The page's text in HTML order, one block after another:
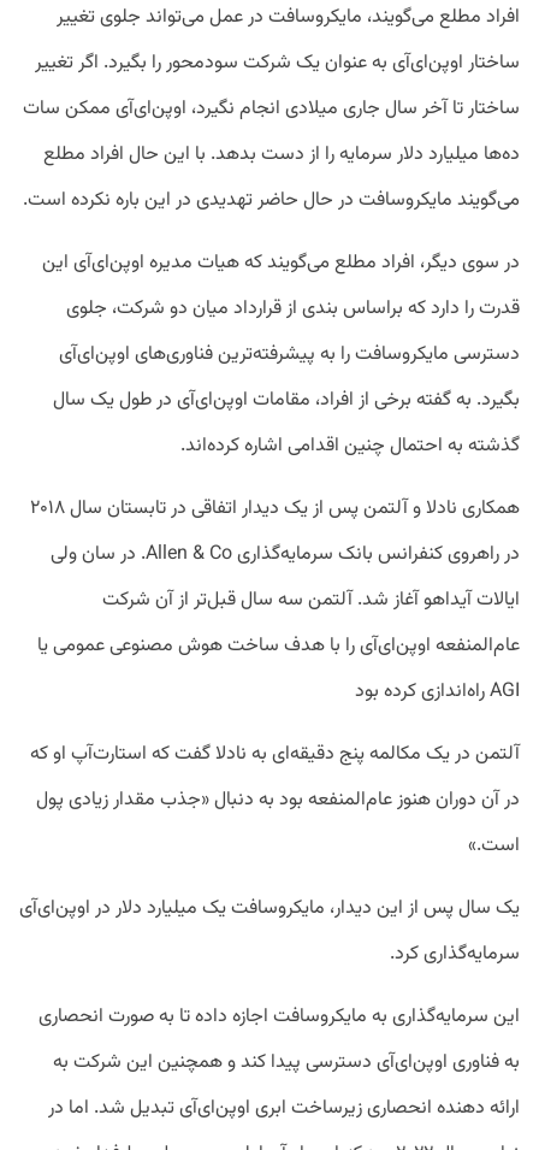
افراد مطلع می‌گویند، مایکروسافت در عمل می‌تواند جلوی تغییر
ساختار اوپن‌ای‌آی به عنوان یک شرکت سودمحور را بگیرد. اگر تغییر
ساختار تا آخر سال جاری میلادی انجام نگیرد، اوپن‌ای‌آی ممکن سات
ده‌ها میلیارد دلار سرمایه را از دست بدهد. با این حال افراد مطلع
می‌گویند مایکروسافت در حال حاضر تهدیدی در این باره نکرده است.
در سوی دیگر، افراد مطلع می‌گویند که هیات مدیره اوپن‌ای‌آی این
قدرت را دارد که براساس بندی از قرارداد میان دو شرکت، جلوی
دسترسی مایکروسافت را به پیشرفته‌ترین فناوری‌های اوپن‌ای‌آی
بگیرد. به گفته برخی از افراد، مقامات اوپن‌ای‌آی در طول یک سال
گذشته به احتمال چنین اقدامی اشاره کرده‌اند.
همکاری نادلا و آلتمن پس از یک دیدار اتفاقی در تابستان سال ۲۰۱۸
در راهروی کنفرانس بانک سرمایه‌گذاری Allen & Co. در سان ولی
ایالات آیداهو آغاز شد. آلتمن سه سال قبل‌تر از آن شرکت
عام‌المنفعه اوپن‌ای‌آی را با هدف ساخت هوش مصنوعی عمومی یا
AGI راه‌اندازی کرده‌ بود
آلتمن در یک مکالمه پنج دقیقه‌ای به نادلا گفت که استارت‌آپ او که
در آن دوران هنوز عام‌المنفعه بود به دنبال «جذب مقدار زیادی پول
است.»
یک سال پس از این دیدار، مایکروسافت یک میلیارد دلار در اوپن‌ای‌آی
سرمایه‌گذاری کرد.
این سرمایه‌گذاری به مایکروسافت اجازه داده تا به صورت انحصاری
به فناوری اوپن‌ای‌آی دسترسی پیدا کند و همچنین این شرکت به
ارائه دهنده انحصاری زیرساخت ابری اوپن‌ای‌آی تبدیل شد. اما در